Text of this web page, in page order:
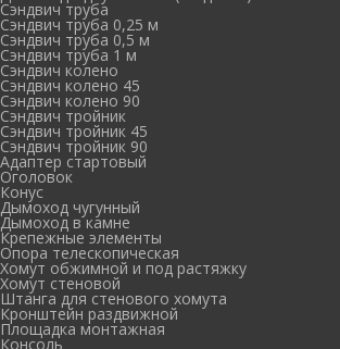
Сэндвич труба
Сэндвич труба 0,25 м
Сэндвич труба 0,5 м
Сэндвич труба 1 м
Сэндвич колено
Сэндвич колено 45
Сэндвич колено 90
Сэндвич тройник
Сэндвич тройник 45
Сэндвич тройник 90
Адаптер стартовый
Оголовок
Конус
Дымоход чугунный
Дымоход в камне
Крепежные элементы
Опора телескопическая
Хомут обжимной и под растяжку
Хомут стеновой
Штанга для стенового хомута
Кронштейн раздвижной
Площадка монтажная
Консоль